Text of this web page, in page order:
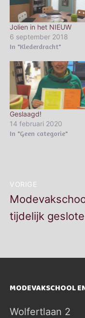
Jolien in het NIEUW
6 september 2018
In "Klederdracht"
Geslaagd!
14 februari 2020
In "Geen categorie"
Bericht
navigatie
VORIGE
Vorig
bericht:
tijdelijk
MODEVAKSCHOOL
Wolfertlaan 2